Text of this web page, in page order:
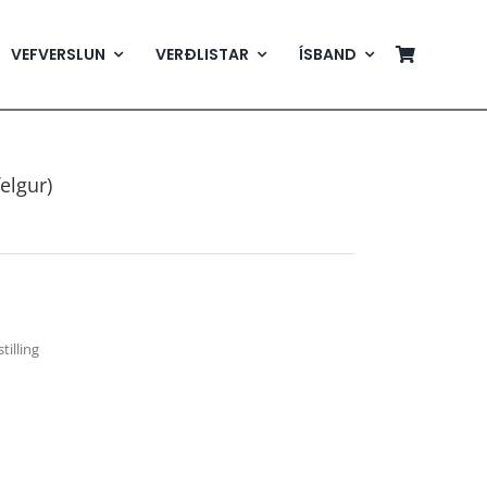
VEFVERSLUN VERÐLISTAR ÍSBAND